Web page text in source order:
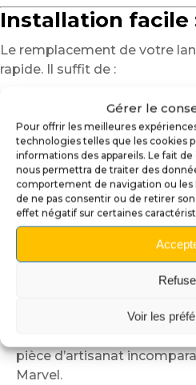
Gérer le
Pour offrir les meilleures
technologies telles que les cookies
informations des appareils. Le fait
nous permettra de traiter des
comportement de navigation ou les
de ne pas consentir ou de retirer
effet négatif sur certaines
Voir les
Installation facile
Le remplacement de votre
rapide. Il suffit de :
Aligner soigneusement le
mécanisme de lancement
Réinstaller le ressort et
est fluide avant utilisation.
Pourquoi choisir
Avengers Infinity
Un hommage au design
plonge dans l’action de
pièce d’artisanat
Marvel.